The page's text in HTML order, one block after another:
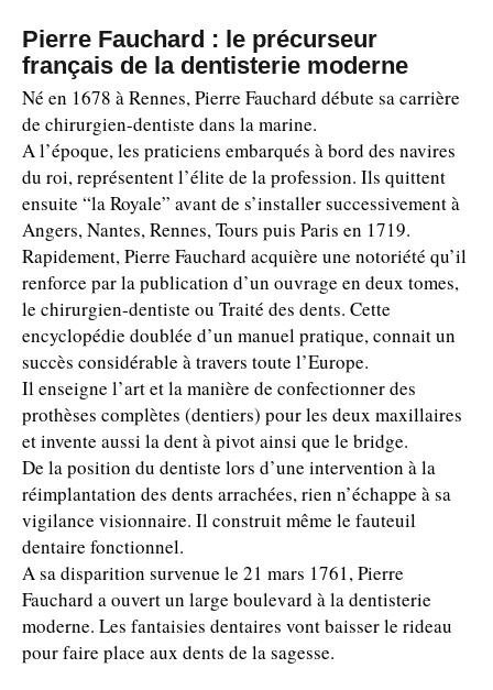
Pierre Fauchard : le précurseur
français de la dentisterie moderne
Né en 1678 à Rennes, Pierre Fauchard débute sa carrière
de chirurgien-dentiste dans la marine.
A l’époque, les praticiens embarqués à bord des navires
du roi, représentent l’élite de la profession. Ils quittent
ensuite “la Royale” avant de s’installer successivement à
Angers, Nantes, Rennes, Tours puis Paris en 1719.
Rapidement, Pierre Fauchard acquière une notoriété qu’il
renforce par la publication d’un ouvrage en deux tomes,
le chirurgien-dentiste ou Traité des dents. Cette
encyclopédie doublée d’un manuel pratique, connait un
succès considérable à travers toute l’Europe.
Il enseigne l’art et la manière de confectionner des
prothèses complètes (dentiers) pour les deux maxillaires
et invente aussi la dent à pivot ainsi que le bridge.
De la position du dentiste lors d’une intervention à la
réimplantation des dents arrachées, rien n’échappe à sa
vigilance visionnaire. Il construit même le fauteuil
dentaire fonctionnel.
A sa disparition survenue le 21 mars 1761, Pierre
Fauchard a ouvert un large boulevard à la dentisterie
moderne. Les fantaisies dentaires vont baisser le rideau
pour faire place aux dents de la sagesse.